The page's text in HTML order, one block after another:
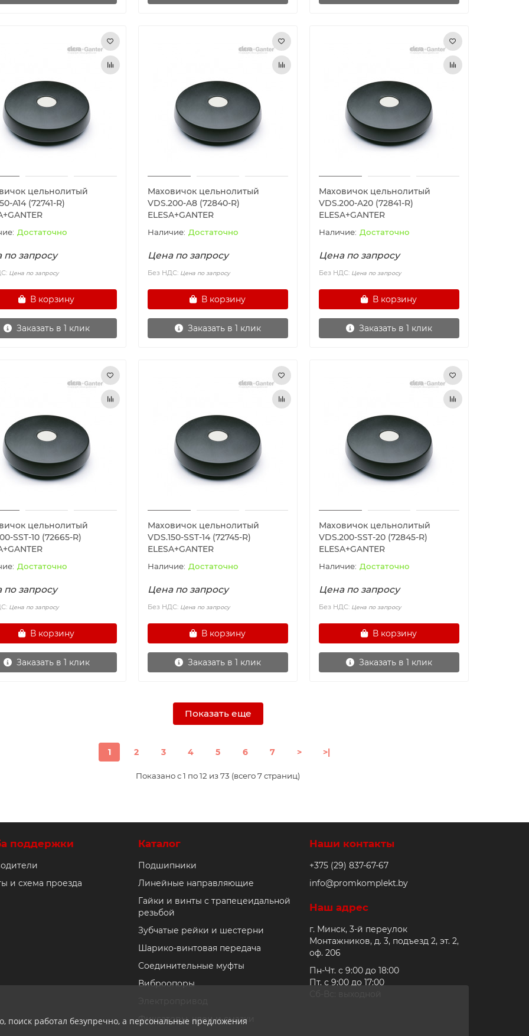
цельнолитый
A14 (72741-R)
Достаточно
по запросу
Цена по запросу
В корзину
Заказать в 1 клик
Маховичок цельнолитый
VDS.200-A8 (72840-R)
ELESA+GANTER
Достаточно
Цена по запросу
Без НДС: Цена по запросу
В корзину
Заказать в 1 клик
Маховичок цельнолитый
VDS.200-A20 (72841-R)
ELESA+GANTER
Достаточно
Цена по запросу
Без НДС: Цена по запросу
В корзину
Заказать в 1 клик
цельнолитый
SST-10 (72665-R)
Достаточно
по запросу
Цена по запросу
В корзину
Заказать в 1 клик
Маховичок цельнолитый
VDS.150-SST-14 (72745-R)
ELESA+GANTER
Достаточно
Цена по запросу
Без НДС: Цена по запросу
В корзину
Заказать в 1 клик
Маховичок цельнолитый
VDS.200-SST-20 (72845-R)
ELESA+GANTER
Достаточно
Цена по запросу
Без НДС: Цена по запросу
В корзину
Заказать в 1 клик
Показать еще
1 2 3 4 5 6 7 > >|
Показано с 1 по 12 из 73 (всего 7 страниц)
поиск работал безупречно, а персональные предложения
поддержки
и схема проезда
Каталог
Подшипники
Линейные направляющие
Гайки и винты с трапецеидальной
резьбой
Зубчатые рейки и шестерни
Шарико-винтовая передача
Соединительные муфты
Виброопоры
Фиксаторы, клеи и смазки
Наши контакты
+375 (29) 837-67-67
info@promkomplekt.by
Наш адрес
г. Минск, 3-й переулок
Монтажников, д. 3, подъезд 2, эт. 2,
оф. 206
Пн-Чт. с 9:00 до 18:00
Пт. с 9:00 до 17:00